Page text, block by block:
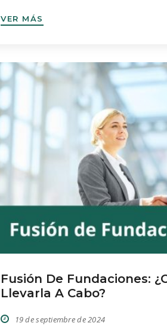
cultura organizativa basada en la
fundación bien gobernada inspira
refuerza su reputación […]
VER MÁS
Fusión De Fundaciones:
Llevarla A Cabo?
19 de septiembre de 2024